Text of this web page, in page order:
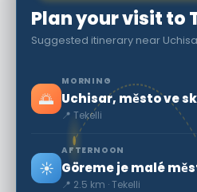
Plan your visit to
Suggested itinerary near
🌅
MORNING
Uchisar, město ve
📍 Tekelli
☀️
AFTERNOON
📍 2.5 km · Tekelli